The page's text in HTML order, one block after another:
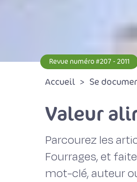
Revue numéro #207 - 2011
Accueil Se
Valeur
Parcourez les
Fourrages, et
mot-clé, auteur